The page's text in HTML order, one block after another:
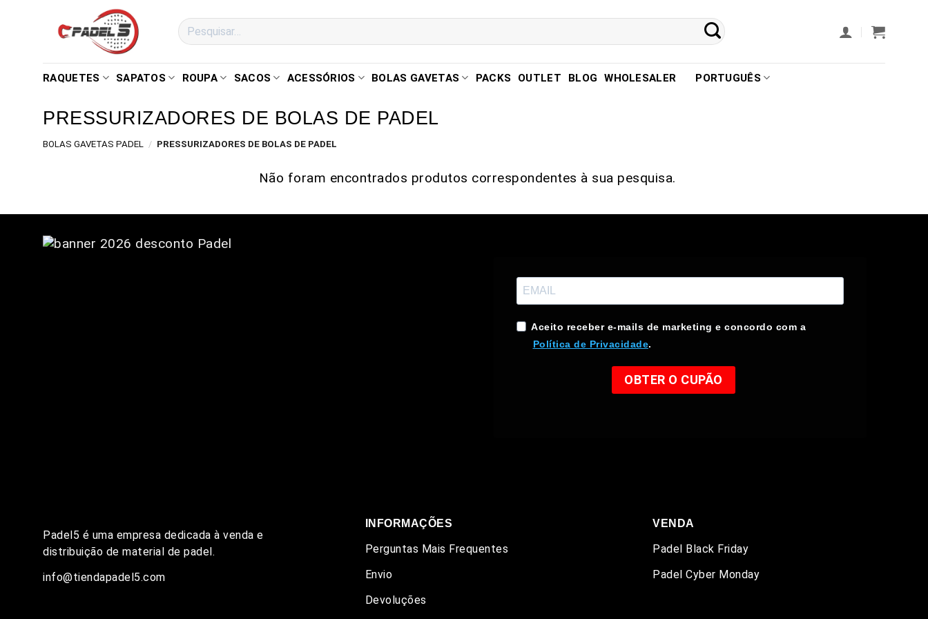
RAQUETES SAPATOS ROUPA SACOS ACESSÓRIOS BOLAS GAVETAS PACKS OUTLET BLOG WHOLESALER PORTUGUÊS
PRESSURIZADORES DE BOLAS DE PADEL
BOLAS GAVETAS PADEL / PRESSURIZADORES DE BOLAS DE PADEL
Não foram encontrados produtos correspondentes à sua pesquisa.
Aceito receber e-mails de marketing e concordo com a
Política de Privacidade.
OBTER O CUPÃO
Padel5 é uma empresa dedicada à venda e
distribuição de material de padel.
info@tiendapadel5.com
INFORMAÇÕES
Perguntas Mais Frequentes
Envio
Devoluções
VENDA
Padel Black Friday
Padel Cyber Monday